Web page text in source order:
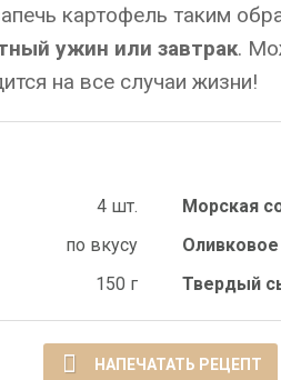
картофель таким
ужин или завтрак.
на все случаи жизни!
4 шт. Морская
по вкусу
150 г Твердый
НАПЕЧАТАТЬ РЕЦЕПТ